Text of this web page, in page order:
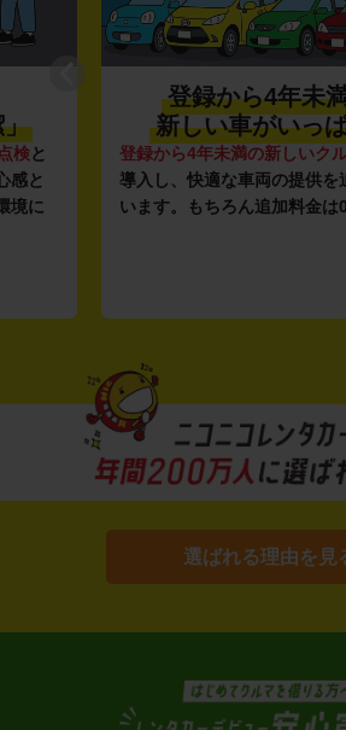
」
検と
感と
境に
登録から4年未
新しい車がいっ
登録から4年未満の新しいク
導入し、快適な車両の提供を
います。もちろん追加料金は0
選ばれる理由を見